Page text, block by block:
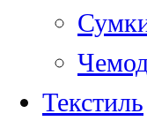
Текстиль